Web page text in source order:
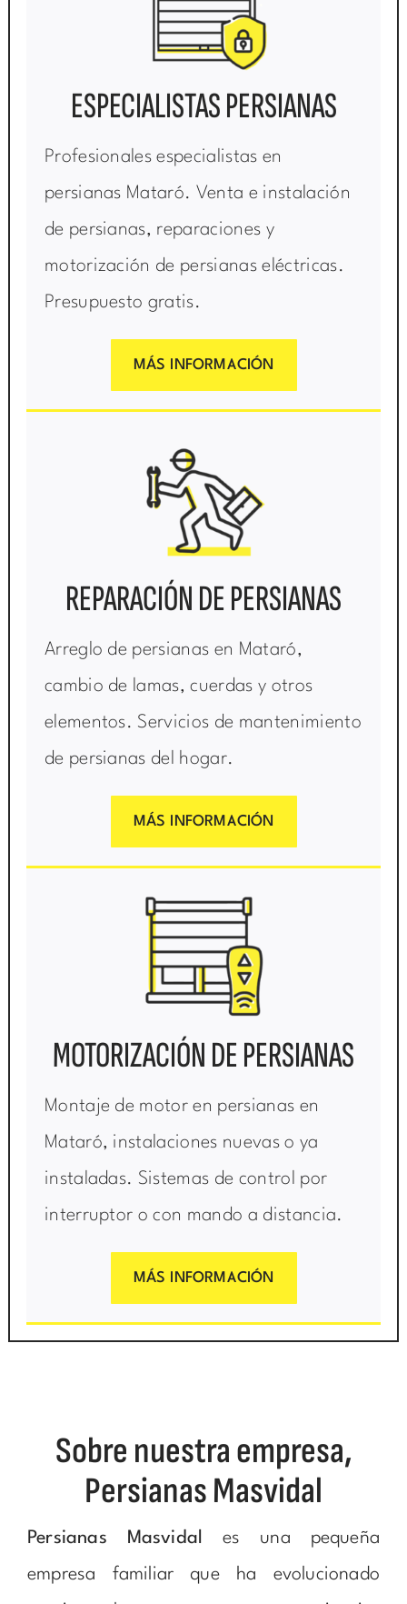
ESPECIALISTAS PERSIANAS
Profesionales especialistas en
persianas Mataró. Venta e instalación
de persianas, reparaciones y
motorización de persianas eléctricas.
Presupuesto gratis.
MÁS INFORMACIÓN
REPARACIÓN DE PERSIANAS
Arreglo de persianas en Mataró,
cambio de lamas, cuerdas y otros
elementos. Servicios de mantenimiento
de persianas del hogar.
MÁS INFORMACIÓN
MOTORIZACIÓN DE PERSIANAS
Montaje de motor en persianas en
Mataró, instalaciones nuevas o ya
instaladas. Sistemas de control por
interruptor o con mando a distancia.
MÁS INFORMACIÓN
Sobre nuestra empresa,
Persianas Masvidal
Persianas Masvidal es una pequeña
empresa familiar que ha evolucionado